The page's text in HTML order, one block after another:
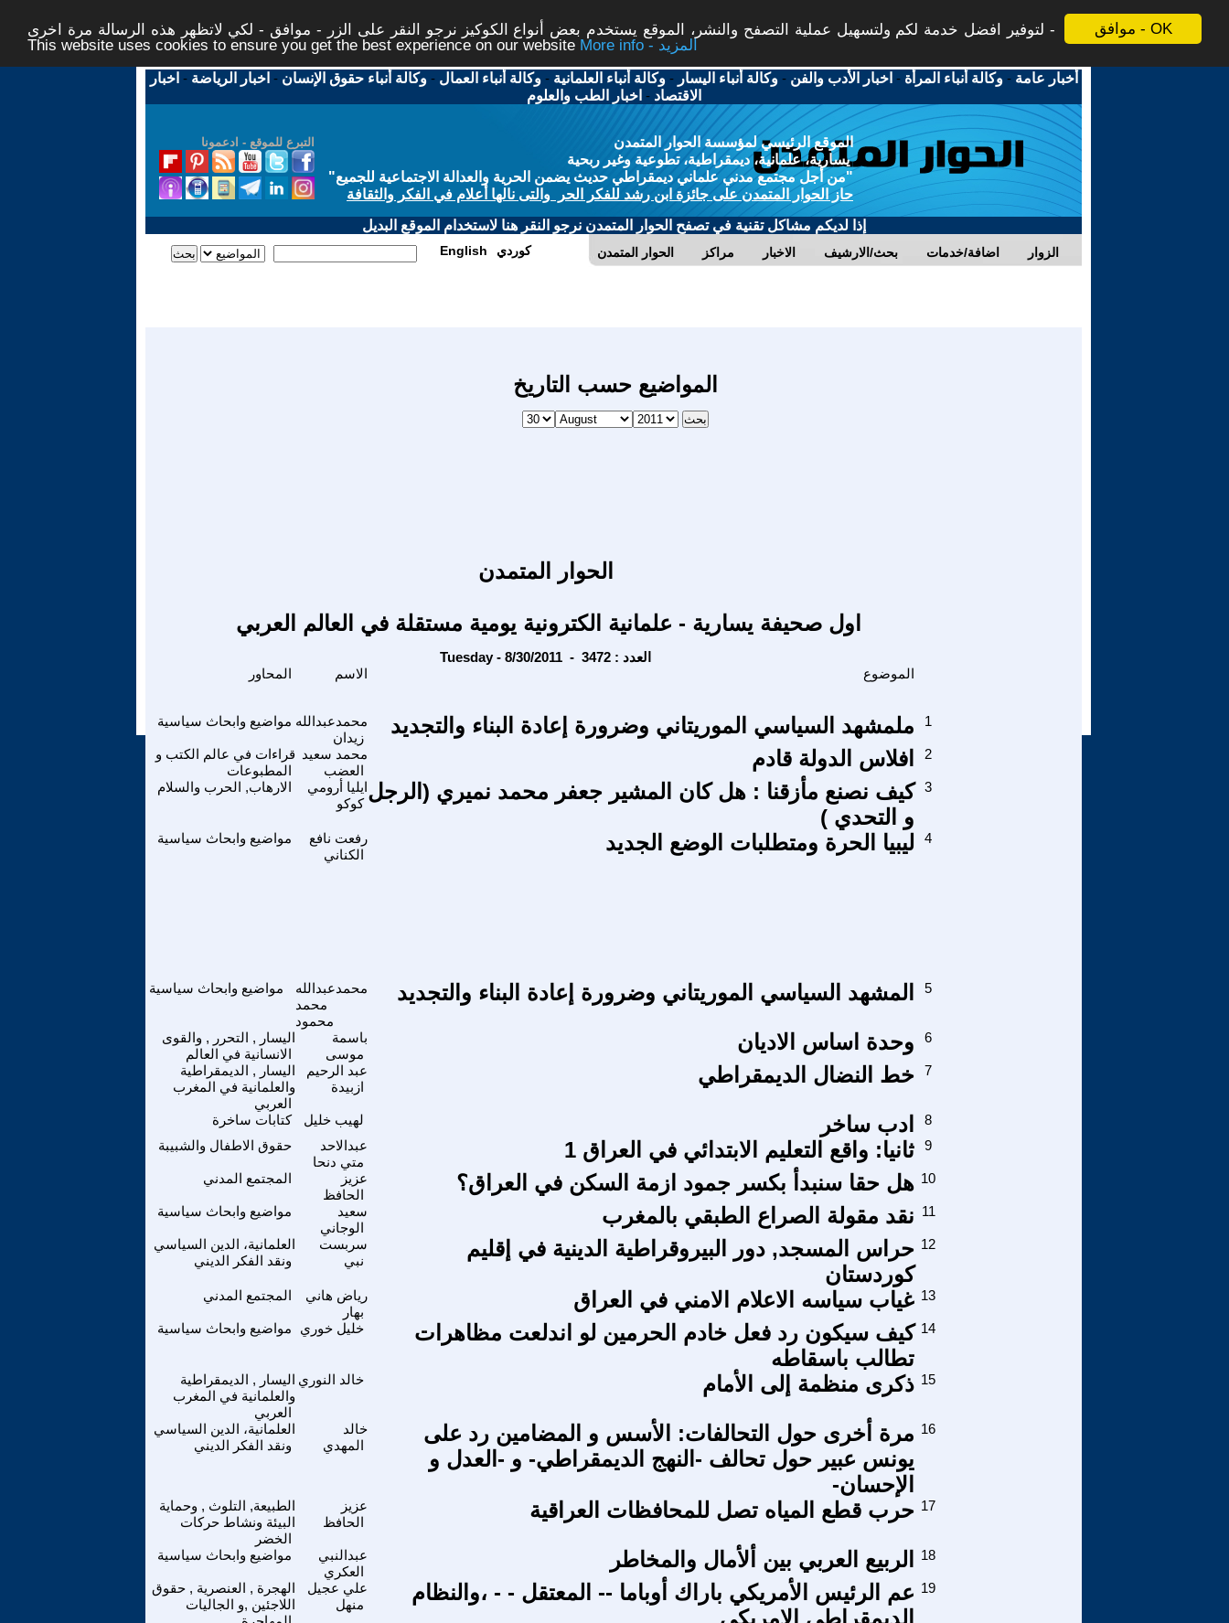
موافق - OK
لتوفير افضل خدمة لكم ولتسهيل عملية التصفح والنشر، الموقع يستخدم بعض أنواع الكوكيز نرجو النقر على الزر - موافق - لكي لاتظهر هذه الرسالة مرة اخرى -
This website uses cookies to ensure you get the best experience on our website
More info - المزيد
أخبار عامة -وكالة أنباء المرأة - اخبار الأدب والفن -وكالة أنباء اليسار -وكالة أنباء العلمانية -وكالة أنباء العمال -وكالة أنباء حقوق الإنسان - اخبار الرياضة - اخبار
الاقتصاد - اخبار الطب والعلوم
التبرع للموقع - ادعمونا
الموقع الرئيسي لمؤسسة الحوار المتمدن
يسارية، علمانية، ديمقراطية، تطوعية وغير ربحية
"من أجل مجتمع مدني علماني ديمقراطي حديث يضمن الحرية والعدالة الاجتماعية للجميع"
حاز الحوار المتمدن على جائزة ابن رشد للفكر الحر والتى نالها أعلام في الفكر والثقافة
إذا لديكم مشاكل تقنية في تصفح الحوار المتمدن نرجو النقر هنا لاستخدام الموقع البديل
الحوار المتمدن مراكز الاخبار بحث/الارشيف اضافة/خدمات الزوار English كوردي
المواضيع حسب التاريخ
الحوار المتمدن
اول صحيفة يسارية - علمانية الكترونية يومية مستقلة في العالم العربي
Tuesday - 8/30/2011 - العدد : 3472
الاسم الموضوع
مواضيع وابحاث سياسية محمدعبدالله
زيدان
ملمشهد السياسي الموريتاني وضرورة إعادة البناء والتجديد 1
قراءات في عالم الكتب و
المطبوعات
محمد سعيد
العضب
افلاس الدولة قادم 2
الارهاب, الحرب والسلام
ايليا أرومي
كوكو كيف نصنع مأزقنا : هل كان المشير جعفر محمد نميري (الرجل
و التحدي )
3
مواضيع وابحاث سياسية
رفعت نافع
الكناني
ليبيا الحرة ومتطلبات الوضع الجديد 4
مواضيع وابحاث سياسية
محمدعبدالله
محمد
محمود
المشهد السياسي الموريتاني وضرورة إعادة البناء والتجديد 5
اليسار , التحرر , والقوى
الانسانية في العالم
باسمة
موسى
وحدة اساس الاديان 6
اليسار , الديمقراطية
والعلمانية في المغرب
العربي
عبد الرحيم
ازبيدة
خط النضال الديمقراطي 7
كتابات ساخرة لهيب خليل ادب ساخر
8
حقوق الاطفال والشبيبة
عبدالاحد
متي دنحا
ثانيا: واقع التعليم الابتدائي في العراق 1 9
المجتمع المدني
عزيز
الحافظ
هل حقا سنبدأ بكسر جمود ازمة السكن في العراق؟ 10
مواضيع وابحاث سياسية
سعيد
الوجاني
نقد مقولة الصراع الطبقي بالمغرب 11
العلمانية، الدين السياسي
ونقد الفكر الديني
سربست
نبي
حراس المسجد, دور البيروقراطية الدينية في إقليم
كوردستان
12
المجتمع المدني
رياض هاني
بهار
غياب سياسه الاعلام الامني في العراق 13
مواضيع وابحاث سياسية خليل خوري
كيف سيكون رد فعل خادم الحرمين لو اندلعت مظاهرات
تطالب باسقاطه
14
اليسار , الديمقراطية
والعلمانية في المغرب
العربي
خالد النوري ذكرى منظمة إلى الأمام 15
العلمانية، الدين السياسي
ونقد الفكر الديني
خالد
المهدي
مرة أخرى حول التحالفات: الأسس و المضامين رد على
يونس عبير حول تحالف -النهج الديمقراطي- و -العدل و
الإحسان-
16
الطبيعة, التلوث , وحماية
البيئة ونشاط حركات
الخضر
عزيز
الحافظ
حرب قطع المياه تصل للمحافظات العراقية 17
مواضيع وابحاث سياسية
عبدالنبي
العكري
الربيع العربي بين ألأمال والمخاطر 18
الهجرة , العنصرية , حقوق
اللاجئين ,و الجاليات
علي عجيل
منهل
عم الرئيس الأمريكي باراك أوباما -- المعتقل - - ،والنظام
الديمقراطى الامريكى
19